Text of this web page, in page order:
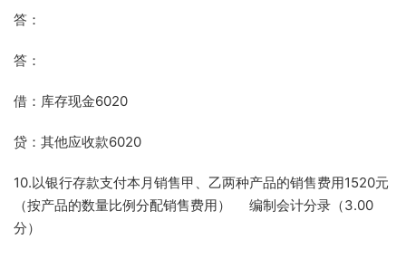
答：
答：
借：库存现金6020
贷：其他应收款6020
10.以银行存款支付本月销售甲、乙两种产品的销售费用1520元
（按产品的数量比例分配销售费用） 编制会计分录（3.00
分）